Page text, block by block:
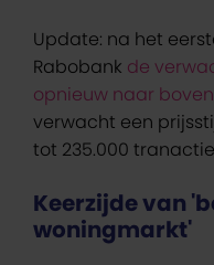
Update: na het
Rabobank de
opnieuw naar
verwacht een
tot 235.000
Keerzijde van
woningmarkt'